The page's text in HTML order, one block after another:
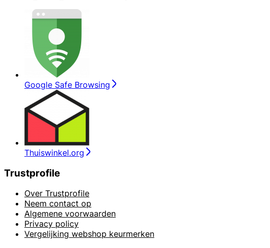
Google Safe Browsing
Thuiswinkel.org
Trustprofile
Over Trustprofile
Neem contact op
Algemene voorwaarden
Privacy policy
Vergelijking webshop keurmerken